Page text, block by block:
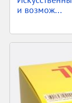
и возмож...